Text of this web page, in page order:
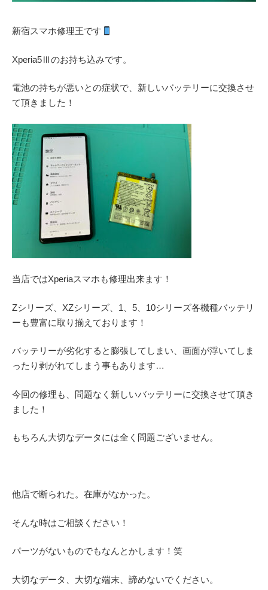
新宿スマホ修理王です
Xperia5Ⅲのお持ち込みです。
電池の持ちが悪いとの症状で、新しいバッテリーに交換させ
て頂きました！
当店ではXperiaスマホも修理出来ます！
Zシリーズ、XZシリーズ、1、5、10シリーズ各機種バッテリ
ーも豊富に取り揃えております！
バッテリーが劣化すると膨張してしまい、画面が浮いてしま
ったり剥がれてしまう事もあります…
今回の修理も、問題なく新しいバッテリーに交換させて頂き
ました！
もちろん大切なデータには全く問題ございません。
他店で断られた。在庫がなかった。
そんな時はご相談ください！
パーツがないものでもなんとかします！笑
大切なデータ、大切な端末、諦めないでください。